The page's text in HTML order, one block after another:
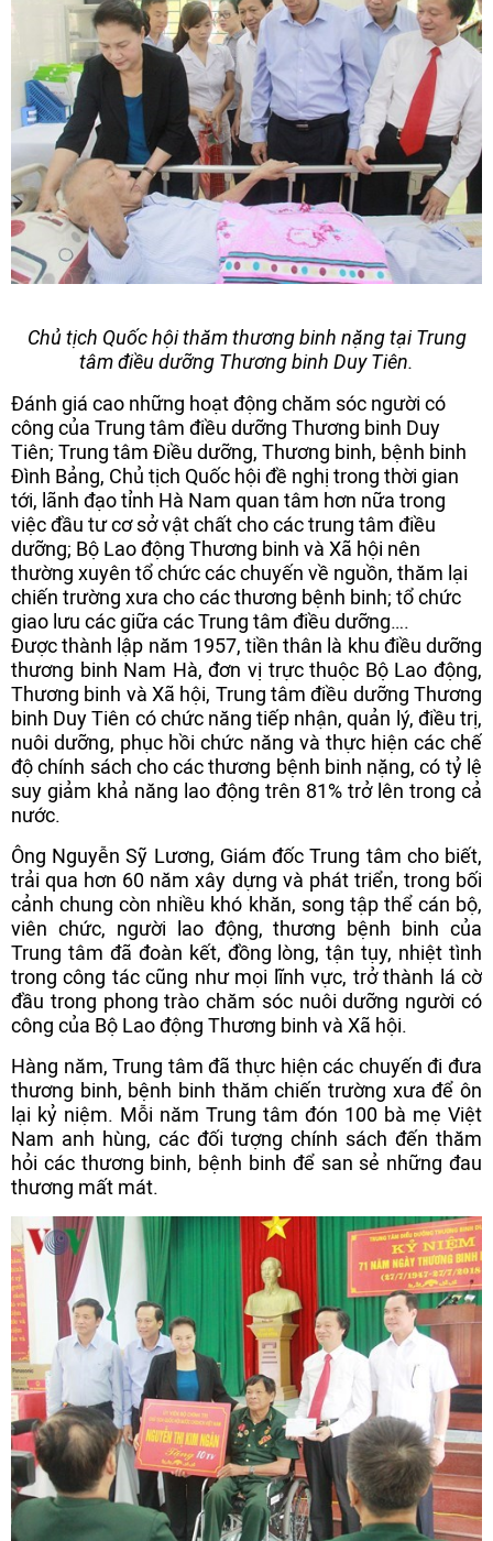
Chủ tịch Quốc hội thăm thương binh nặng tại Trung
tâm điều dưỡng Thương binh Duy Tiên.
Đánh giá cao những hoạt động chăm sóc người có
công của Trung tâm điều dưỡng Thương binh Duy
Tiên; Trung tâm Điều dưỡng, Thương binh, bệnh binh
Đình Bảng, Chủ tịch Quốc hội đề nghị trong thời gian
tới, lãnh đạo tỉnh Hà Nam quan tâm hơn nữa trong
việc đầu tư cơ sở vật chất cho các trung tâm điều
dưỡng; Bộ Lao động Thương binh và Xã hội nên
thường xuyên tổ chức các chuyến về nguồn, thăm lại
chiến trường xưa cho các thương bệnh binh; tổ chức
giao lưu các giữa các Trung tâm điều dưỡng….
Được thành lập năm 1957, tiền thân là khu điều dưỡng
thương binh Nam Hà, đơn vị trực thuộc Bộ Lao động,
Thương binh và Xã hội, Trung tâm điều dưỡng Thương
binh Duy Tiên có chức năng tiếp nhận, quản lý, điều trị,
nuôi dưỡng, phục hồi chức năng và thực hiện các chế
độ chính sách cho các thương bệnh binh nặng, có tỷ lệ
suy giảm khả năng lao động trên 81% trở lên trong cả
nước.
Ông Nguyễn Sỹ Lương, Giám đốc Trung tâm cho biết,
trải qua hơn 60 năm xây dựng và phát triển, trong bối
cảnh chung còn nhiều khó khăn, song tập thể cán bộ,
viên chức, người lao động, thương bệnh binh của
Trung tâm đã đoàn kết, đồng lòng, tận tụy, nhiệt tình
trong công tác cũng như mọi lĩnh vực, trở thành lá cờ
đầu trong phong trào chăm sóc nuôi dưỡng người có
công của Bộ Lao động Thương binh và Xã hội.
Hàng năm, Trung tâm đã thực hiện các chuyến đi đưa
thương binh, bệnh binh thăm chiến trường xưa để ôn
lại kỷ niệm. Mỗi năm Trung tâm đón 100 bà mẹ Việt
Nam anh hùng, các đối tượng chính sách đến thăm
hỏi các thương binh, bệnh binh để san sẻ những đau
thương mất mát.